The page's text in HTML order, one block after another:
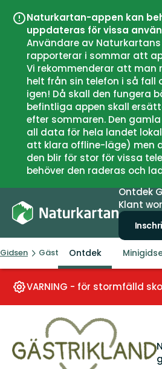
Naturkartan-appen kan
uppdateras för vissa
Användare av
rapporterar i sommar att
Vi rekommenderar att man
helt från sin telefon i så fall
igen! Då skall den fungera
befintliga appen skall
efter sommaren. Den
all data för hela landet
att klara offline-läge) men
den blir för stor för vissa
behöver den raderas och
Ontdek
Klant
Gidsen GästriklandOntdek
VARNING - för stormfälld